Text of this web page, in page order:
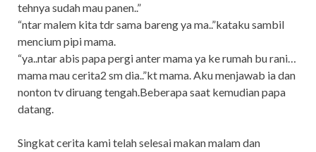
tehnya sudah mau panen..”
“ntar malem kita tdr sama bareng ya ma..”kataku sambil
mencium pipi mama.
“ya..ntar abis papa pergi anter mama ya ke rumah bu rani…
mama mau cerita2 sm dia..”kt mama. Aku menjawab ia dan
nonton tv diruang tengah.Beberapa saat kemudian papa
datang.
Singkat cerita kami telah selesai makan malam dan